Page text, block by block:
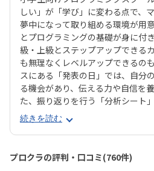
しい」が「学び」に変わる点で、
夢中になって取り組める環境が用
とプログラミングの基礎が身に付
級・上級とステップアップできる
も無理なくレベルアップできるの
スにある「発表の日」では、自分
る機会があり、伝える力や自信を
た、振り返りを行う「分析シート
かった点をどう改善するかを考え
です。さらに、講師は子どもたち
グ型指導を採用。自分で考え、解
600以上の教室で展開され、初めて
無料体験も実施中。遊びながら未
続きを読む
プロクラの評判・口コミ(760件)